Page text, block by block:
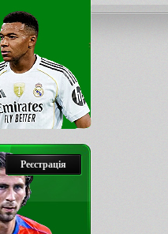
Реєстрація